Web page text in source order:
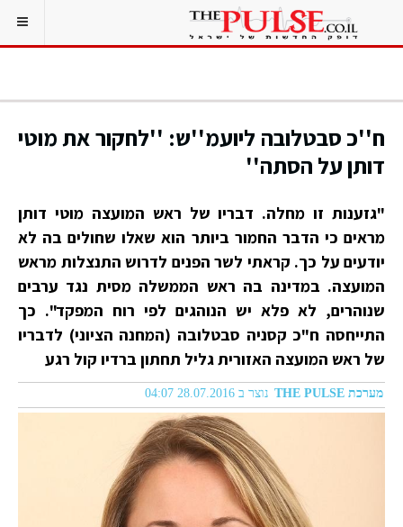
ח''כ סבטלובה ליועמ''ש: ''לחקור את מוטי
דותן על הסתה''
"גזענות זו מחלה. דבריו של ראש המועצה מוטי דותן
מראים כי הדבר החמור ביותר הוא שאלו שחולים בה לא
יודעים על כך. קראתי לשר הפנים לדרוש התנצלות מראש
המועצה. במדינה בה ראש הממשלה מסית נגד ערבים
שנוהרים, לא פלא יש הנוהגים לפי רוח המפקד". כך
התייחסה ח"כ קסניה סבטלובה (המחנה הציוני) לדבריו
של ראש המועצה האזורית גליל תחתון ברדיו קול רגע
מערכת THE PULSE נוצר ב 28.07.2016 04:07